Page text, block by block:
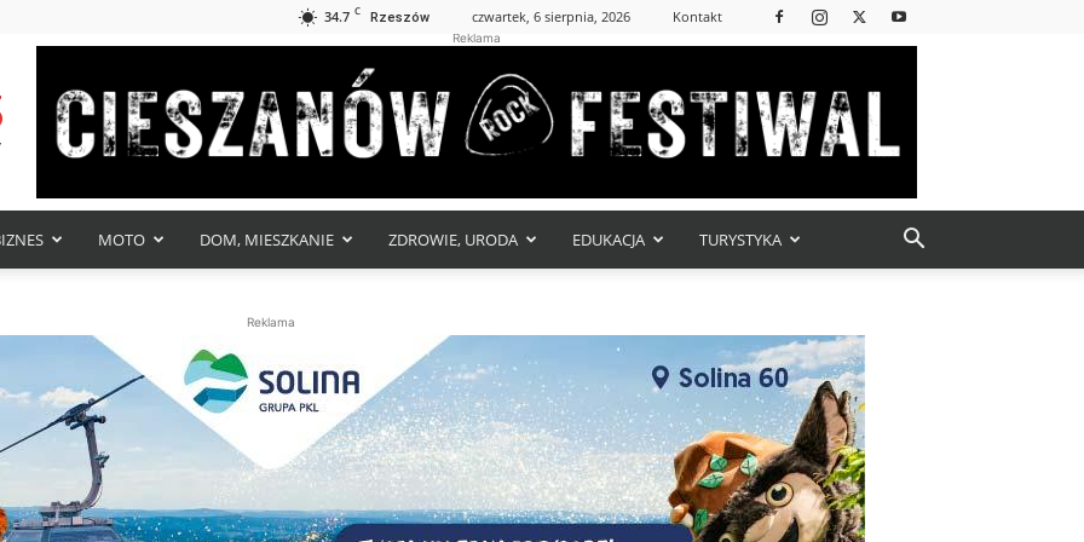
34.7 C Rzeszów czwartek, 6 sierpnia, 2026 Kontakt
Reklama
MOTO DOM, MIESZKANIE ZDROWIE, URODA EDUKACJA TURYSTYKA
Reklama